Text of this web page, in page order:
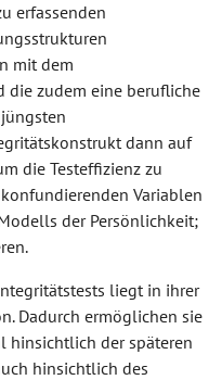
erfassenden
mit dem
die zudem eine berufliche
dann auf
die Testeffizienz zu
Variablen
der Persönlichkeit;
liegt in ihrer
Dadurch ermöglichen sie
hinsichtlich der späteren
hinsichtlich des